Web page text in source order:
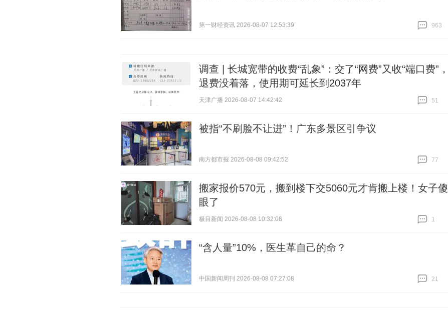
第一财经资讯 2026-08-07 12:53:39
963
调查 | 长城宽带的收费“乱象”：交了“网费”又收“端口费”，
退费没着落，使用期可延长到2037年
天津广播 2026-08-07 14:42:42
51
被指“不刷脸不让进”！广东多景区引争议
南方都市报 2026-08-08 09:42:52
77
搬家报价570元，搬到楼下交5060元才肯搬上楼！女子傻
眼了
极目新闻 2026-08-08 10:32:08
1
“含人量”10%，医生革自己的命？
中国新闻周刊 2026-08-08 07:27:08
21